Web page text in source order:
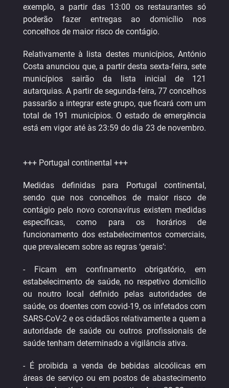
exemplo, a partir das 13:00 os restaurantes só
poderão fazer entregas ao domicílio nos
concelhos de maior risco de contágio.
Relativamente à lista destes municípios, António
Costa anunciou que, a partir desta sexta-feira, sete
municípios sairão da lista inicial de 121
autarquias. A partir de segunda-feira, 77 concelhos
passarão a integrar este grupo, que ficará com um
total de 191 municípios. O estado de emergência
está em vigor até às 23:59 do dia 23 de novembro.
+++ Portugal continental +++
Medidas definidas para Portugal continental,
sendo que nos concelhos de maior risco de
contágio pelo novo coronavírus existem medidas
específicas, como para os horários de
funcionamento dos estabelecimentos comerciais,
que prevalecem sobre as regras ‘gerais’:
- Ficam em confinamento obrigatório, em
estabelecimento de saúde, no respetivo domicílio
ou noutro local definido pelas autoridades de
saúde, os doentes com covid-19, os infetados com
SARS-CoV-2 e os cidadãos relativamente a quem a
autoridade de saúde ou outros profissionais de
saúde tenham determinado a vigilância ativa.
- É proibida a venda de bebidas alcoólicas em
áreas de serviço ou em postos de abastecimento